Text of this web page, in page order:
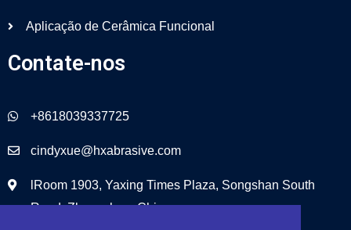
Aplicação de Cerâmica Funcional
Contate-nos
+8618039337725
cindyxue@hxabrasive.com
lRoom 1903, Yaxing Times Plaza, Songshan South
Road, Zhengzhou, China